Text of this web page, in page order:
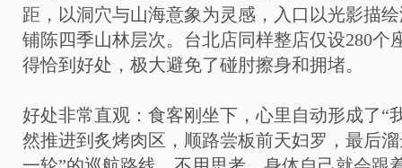
距，以洞穴与山海意象为灵感，入口以光影描
铺陈四季山林层次。台北店同样整店仅设280个
得恰到好处，极大避免了碰肘擦身和拥堵。
好处非常直观：食客刚坐下，心里自动形成了“
然推进到炙烤肉区，顺路尝板前天妇罗，最后